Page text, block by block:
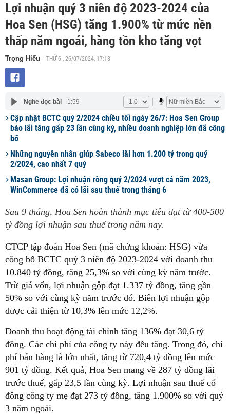
Lợi nhuận quý 3 niên độ 2023-2024 của
Hoa Sen (HSG) tăng 1.900% từ mức nền
thấp năm ngoái, hàng tồn kho tăng vọt
Trọng Hiếu - THỨ 6 , 26/07/2024, 17:13
Nghe đọc bài 1:59
Cập nhật BCTC quý 2/2024 chiều tối ngày 26/7: Hoa Sen Group
báo lãi tăng gấp 23 lần cùng kỳ, nhiều doanh nghiệp lớn đã công
bố
Những nguyên nhân giúp Sabeco lãi hơn 1.200 tỷ trong quý
2/2024, cao nhất 7 quý
Masan Group: Lợi nhuận ròng quý 2/2024 vượt cả năm 2023,
WinCommerce đã có lãi sau thuế trong tháng 6
Sau 9 tháng, Hoa Sen hoàn thành mục tiêu đạt từ 400-500
tỷ đồng lợi nhuận sau thuế trong năm nay.
CTCP tập đoàn Hoa Sen (mã chứng khoán: HSG) vừa
công bố BCTC quý 3 niên độ 2023-2024 với doanh thu
10.840 tỷ đồng, tăng 25,3% so với cùng kỳ năm trước.
Trừ giá vốn, lợi nhuận gộp đạt 1.337 tỷ đồng, tăng gần
50% so với cùng kỳ năm trước đó. Biên lợi nhuận gộp
được cải thiện từ 10,3% lên mức 12,2%.
Doanh thu hoạt động tài chính tăng 136% đạt 30,6 tỷ
đồng. Các chi phí của công ty này đều tăng. Trong đó, chi
phí bán hàng là lớn nhất, tăng từ 720,4 tỷ đồng lên mức
901 tỷ đồng. Kết quả, Hoa Sen mang về 287 tỷ đồng lãi
trước thuế, gấp 23,5 lần cùng kỳ. Lợi nhuận sau thuế cổ
đông công ty mẹ đạt 273 tỷ đồng, tăng 1.900% so với quý
3 năm ngoái.